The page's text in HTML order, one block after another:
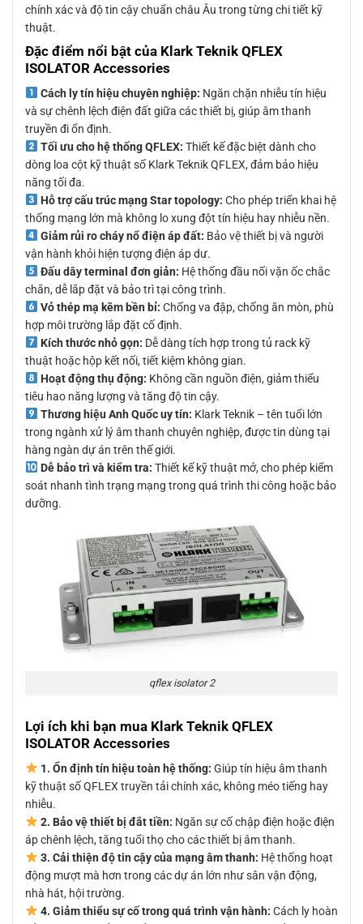
chính xác và độ tin cậy chuẩn châu Âu trong từng chi tiết kỹ
thuật.
Đặc điểm nổi bật của Klark Teknik QFLEX
ISOLATOR Accessories
Cách ly tín hiệu chuyên nghiệp: Ngăn chặn nhiễu tín hiệu
và sự chênh lệch điện đất giữa các thiết bị, giúp âm thanh
truyền đi ổn định.
Tối ưu cho hệ thống QFLEX: Thiết kế đặc biệt dành cho
dòng loa cột kỹ thuật số Klark Teknik QFLEX, đảm bảo hiệu
năng tối đa.
Hỗ trợ cấu trúc mạng Star topology: Cho phép triển khai hệ
thống mạng lớn mà không lo xung đột tín hiệu hay nhiễu nền.
Giảm rủi ro cháy nổ điện áp đất: Bảo vệ thiết bị và người
vận hành khỏi hiện tượng điện áp dư.
Đấu dây terminal đơn giản: Hệ thống đầu nối vặn ốc chắc
chắn, dễ lắp đặt và bảo trì tại công trình.
Vỏ thép mạ kẽm bền bỉ: Chống va đập, chống ăn mòn, phù
hợp môi trường lắp đặt cố định.
Kích thước nhỏ gọn: Dễ dàng tích hợp trong tủ rack kỹ
thuật hoặc hộp kết nối, tiết kiệm không gian.
Hoạt động thụ động: Không cần nguồn điện, giảm thiểu
tiêu hao năng lượng và tăng độ tin cậy.
Thương hiệu Anh Quốc uy tín: Klark Teknik – tên tuổi lớn
trong ngành xử lý âm thanh chuyên nghiệp, được tin dùng tại
hàng ngàn dự án trên thế giới.
Dễ bảo trì và kiểm tra: Thiết kế kỹ thuật mở, cho phép kiểm
soát nhanh tình trạng mạng trong quá trình thi công hoặc bảo
dưỡng.
qflex isolator 2
Lợi ích khi bạn mua Klark Teknik QFLEX
ISOLATOR Accessories
1. Ổn định tín hiệu toàn hệ thống: Giúp tín hiệu âm thanh
kỹ thuật số QFLEX truyền tải chính xác, không méo tiếng hay
nhiễu.
2. Bảo vệ thiết bị đắt tiền: Ngăn sự cố chập điện hoặc điện
áp chênh lệch, tăng tuổi thọ cho các thiết bị âm thanh.
3. Cải thiện độ tin cậy của mạng âm thanh: Hệ thống hoạt
động mượt mà hơn trong các dự án lớn như sân vận động,
nhà hát, hội trường.
4. Giảm thiểu sự cố trong quá trình vận hành: Cách ly hoàn